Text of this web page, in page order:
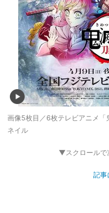
画像5枚目／6枚テレビアニメ「
ネイル
▼スクロール
記事